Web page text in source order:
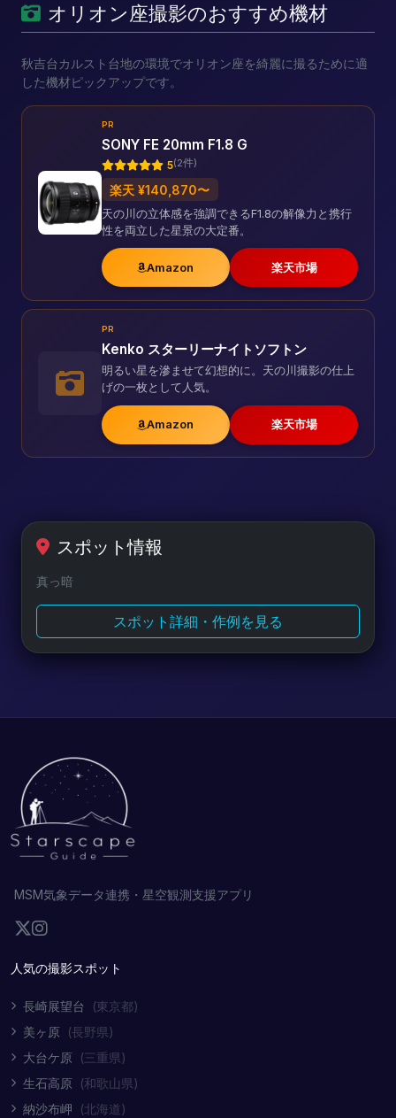
オリオン座撮影のおすすめ機材
秋吉台カルスト台地の環境でオリオン座を綺麗に撮るために適
した機材ピックアップです。
PR
SONY FE 20mm F1.8 G
5(2件)
楽天 ¥140,870〜
天の川の立体感を強調できるF1.8の解像力と携行
性を両立した星景の大定番。
Amazon 楽天市場
PR
Kenko スターリーナイトソフトン
明るい星を滲ませて幻想的に。天の川撮影の仕上
げの一枚として人気。
Amazon 楽天市場
スポット情報
真っ暗
スポット詳細・作例を見る
MSM気象データ連携・星空観測支援アプリ
人気の撮影スポット
長崎展望台
(東京都)
美ヶ原 (長野県)
大台ケ原 (三重県)
生石高原 (和歌山県)
納沙布岬
(北海道)